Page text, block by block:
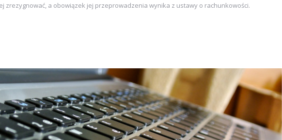
zrezygnować, a obowiązek jej przeprowadzenia wynika z ustawy o rachunkowości.